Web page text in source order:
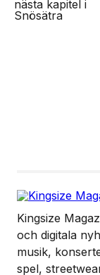
Kingsize
och digitala
musik,
spel,